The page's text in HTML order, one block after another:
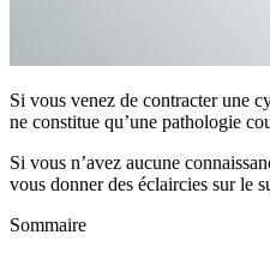
Si vous venez de contracter une
ne constitue qu’une pathologie
Si vous n’avez aucune
vous donner des éclaircies sur le
Sommaire